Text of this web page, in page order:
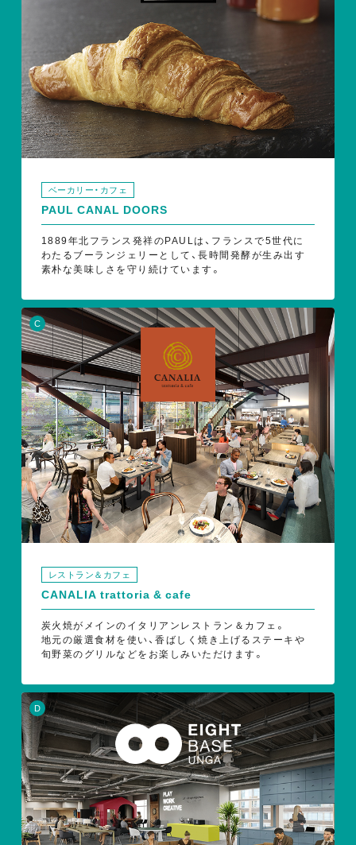
ベーカリー・カフェ
PAUL CANAL DOORS
1889年北フランス発祥のPAULは、フランスで5世代に
わたるブーランジェリーとして、長時間発酵が生み出す
素朴な美味しさを守り続けています。
C
レストラン＆カフェ
CANALIA trattoria & cafe
炭火焼がメインのイタリアンレストラン＆カフェ。
地元の厳選食材を使い、香ばしく焼き上げるステーキや
旬野菜のグリルなどをお楽しみいただけます。
D